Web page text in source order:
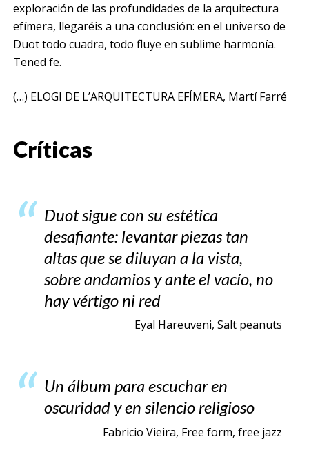
exploración de las profundidades de la arquitectura
efímera, llegaréis a una conclusión: en el universo de
Duot todo cuadra, todo fluye en sublime harmonía.
Tened fe.
(…) ELOGI DE L’ARQUITECTURA EFÍMERA, Martí Farré
Críticas
Duot sigue con su estética
desafiante: levantar piezas tan
altas que se diluyan a la vista,
sobre andamios y ante el vacío, no
hay vértigo ni red
Eyal Hareuveni, Salt peanuts
Un álbum para escuchar en
oscuridad y en silencio religioso
Fabricio Vieira, Free form, free jazz